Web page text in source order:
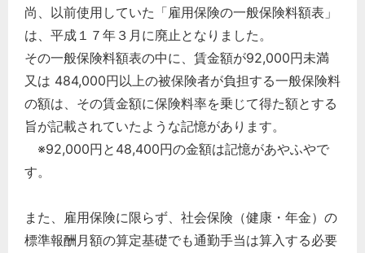
尚、以前使用していた「雇用保険の一般保険料額表」
は、平成１７年３月に廃止となりました。
その一般保険料額表の中に、賃金額が92,000円未満
又は 484,000円以上の被保険者が負担する一般保険料
の額は、その賃金額に保険料率を乗じて得た額とする
旨が記載されていたような記憶があります。
※92,000円と48,400円の金額は記憶があやふやで
す。
また、雇用保険に限らず、社会保険（健康・年金）の
標準報酬月額の算定基礎でも通勤手当は算入する必要